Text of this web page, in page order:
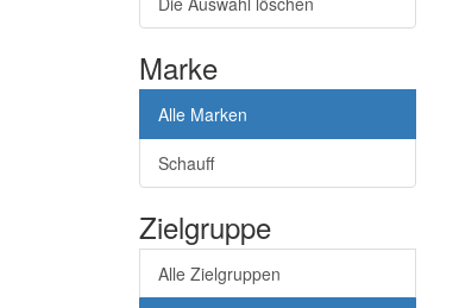
Marke
Alle Marken
Schauff
Zielgruppe
Alle Zielgruppen